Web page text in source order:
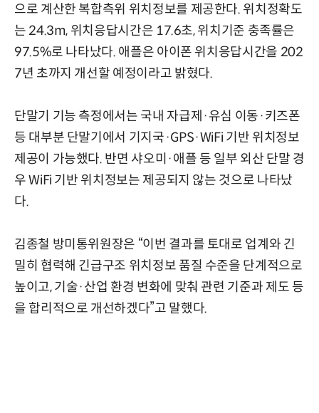
으로 계산한 복합측위 위치정보를 제공한다. 위치정확도
는 24.3m, 위치응답시간은 17.6초, 위치기준 충족률은
97.5%로 나타났다. 애플은 아이폰 위치응답시간을 202
7년 초까지 개선할 예정이라고 밝혔다.
단말기 기능 측정에서는 국내 자급제·유심 이동·키즈폰
등 대부분 단말기에서 기지국·GPS·WiFi 기반 위치정보
제공이 가능했다. 반면 샤오미·애플 등 일부 외산 단말 경
우 WiFi 기반 위치정보는 제공되지 않는 것으로 나타났
다.
김종철 방미통위원장은 “이번 결과를 토대로 업계와 긴
밀히 협력해 긴급구조 위치정보 품질 수준을 단계적으로
높이고, 기술·산업 환경 변화에 맞춰 관련 기준과 제도 등
을 합리적으로 개선하겠다”고 말했다.